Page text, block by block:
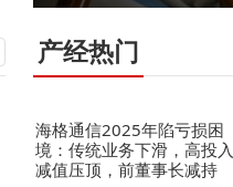
产经热门
海格通信2025年陷亏损困
境：传统业务下滑，高投入
减值压顶，前董事长减持